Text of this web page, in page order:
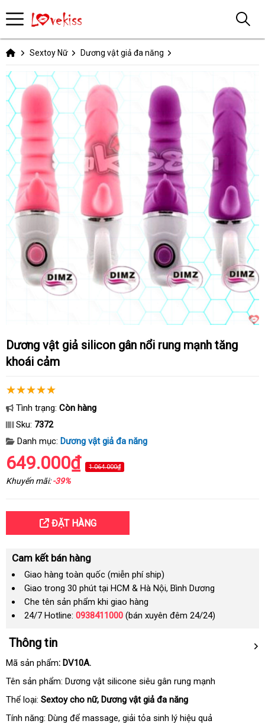
Sextoy Nữ Dương vật giả đa năng
Dương vật giả silicon gân nổi rung mạnh tăng
khoái cảm
Tình trạng: Còn hàng
Sku: 7372
Danh mục: Dương vật giả đa năng
649.000₫ 1.064.000₫
Khuyến mãi:-39%
ĐẶT HÀNG
Cam kết bán hàng
Giao hàng toàn quốc (miễn phí ship)
Giao trong 30 phút tại HCM & Hà Nội, Bình Dương
Che tên sản phẩm khi giao hàng
24/7 Hotline: 0938411000 (bán xuyên đêm 24/24)
Thông tin
Mã sản phẩm: DV10A.
Tên sản phẩm: Dương vật silicone siêu gân rung mạnh
Thể loại: Sextoy cho nữsiêu
, Dương vật giả đa năng
Tính năng: Dùng ở
để massagegiá
, giải tỏa sinh lý hiệu quả